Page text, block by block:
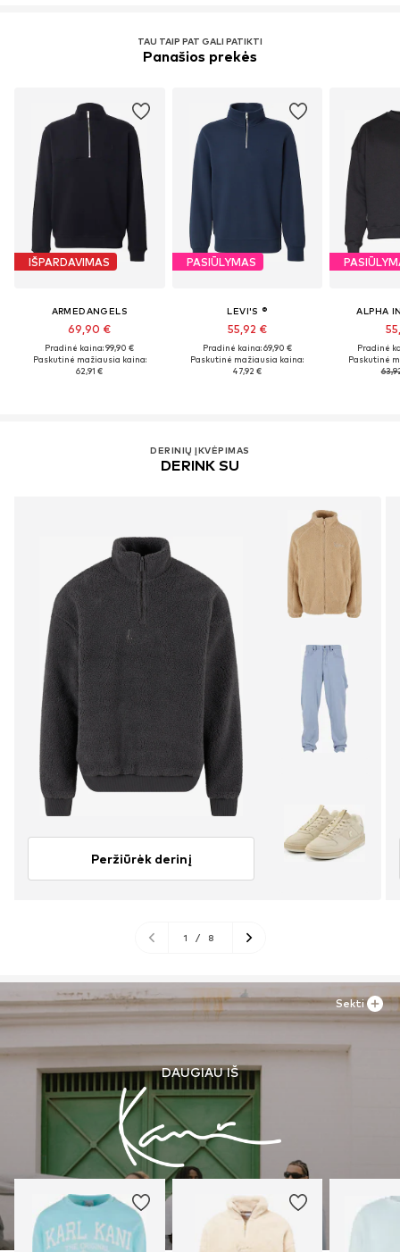
TAU TAIP PAT GALI PATIKTI
Panašios prekės
IŠPARDAVIMAS
ARMEDANGELS
69,90 €
Pradinė kaina: 99,90 €
Paskutinė mažiausia kaina:
62,91 €
PASIŪLYMAS
LEVI'S ®
55,92 €
Pradinė kaina: 69,90 €
Paskutinė mažiausia kaina:
47,92 €
ALPHA
Pradinė
Paskutinė
DERINIŲ ĮKVĖPIMAS
DERINK SU
Peržiūrėk derinį
1 / 8
DAUGIAU IŠ
Sekti